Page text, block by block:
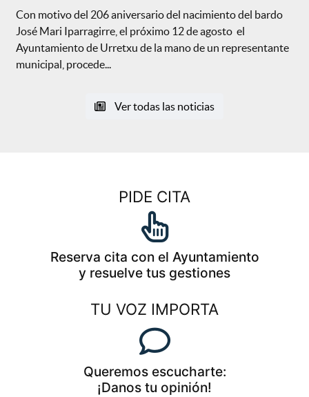
Con motivo del 206 aniversario del nacimiento del bardo
José Mari Iparragirre, el próximo 12 de agosto el
Ayuntamiento de Urretxu de la mano de un representante
municipal, procede...
Ver todas las noticias
PIDE CITA
Reserva cita con el Ayuntamiento
y resuelve tus gestiones
TU VOZ IMPORTA
Queremos escucharte:
¡Danos tu opinión!